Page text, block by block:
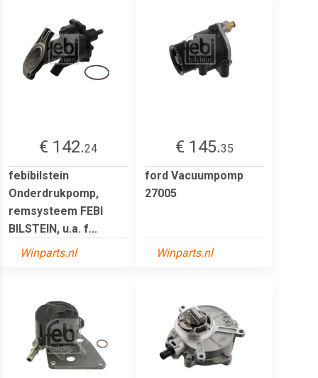
€ 142.24
febibilstein
Onderdrukpomp,
remsysteem FEBI
BILSTEIN, u.a. f...
Winparts.nl
€ 145.35
ford Vacuumpomp
27005
Winparts.nl